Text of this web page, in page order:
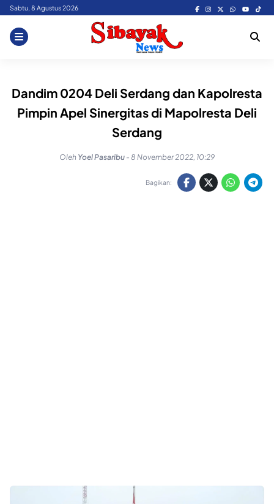
Skip
content
Sabtu, 8 Agustus 2026
Dandim 0204 Deli Serdang dan Kapolresta
Pimpin Apel Sinergitas di Mapolresta Deli
Serdang
Oleh Yoel Pasaribu - 8 November 2022, 10:29
Bagikan: